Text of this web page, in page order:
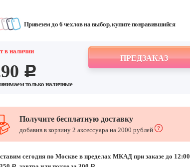
Привезем до 6 чехлов на выбор, купите понравившийся
в наличии
c
только наличные
ПРЕДЗАКАЗ
Получите бесплатную доставку
добавив в корзину 2 аксессуара на 2000 рублей
сегодня по Москве в пределах МКАД при заказе до 12:00